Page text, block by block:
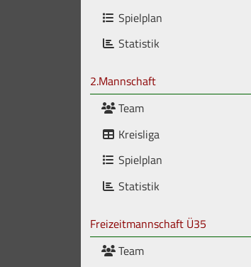
Spielplan
Statistik
2.Mannschaft
Team
Kreisliga
Spielplan
Statistik
Freizeitmannschaft Ü35
Team